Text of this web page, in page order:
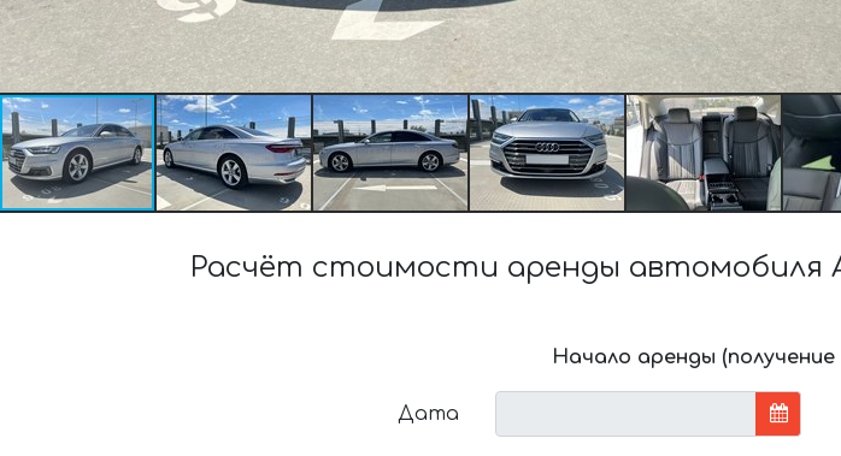
Расчёт стоимости аренды автомобиля
Начало аренды
Дата